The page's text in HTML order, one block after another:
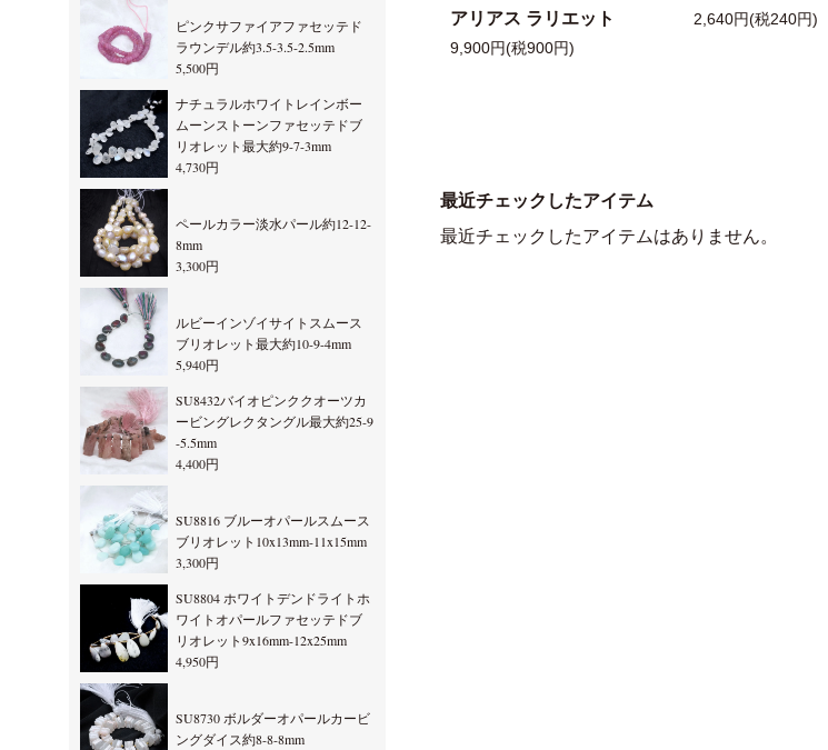
アリアス ラリエット
9,900円(税900円)
2,640円(税240円)
最近チェックしたアイテム
最近チェックしたアイテムはありません。
ピンクサファイアファセッテド
ラウンデル約3.5-3.5-2.5mm
5,500円
ナチュラルホワイトレインボー
ムーンストーンファセッテドブ
リオレット最大約9-7-3mm
4,730円
ペールカラー淡水パール約12-12-
8mm
3,300円
ルビーインゾイサイトスムース
ブリオレット最大約10-9-4mm
5,940円
SU8432バイオピンククオーツカ
ービングレクタングル最大約25-9
-5.5mm
4,400円
SU8816 ブルーオパールスムース
ブリオレット10x13mm-11x15mm
3,300円
SU8804 ホワイトデンドライトホ
ワイトオパールファセッテドブ
リオレット9x16mm-12x25mm
4,950円
SU8730 ボルダーオパールカービ
ングダイス約8-8-8mm